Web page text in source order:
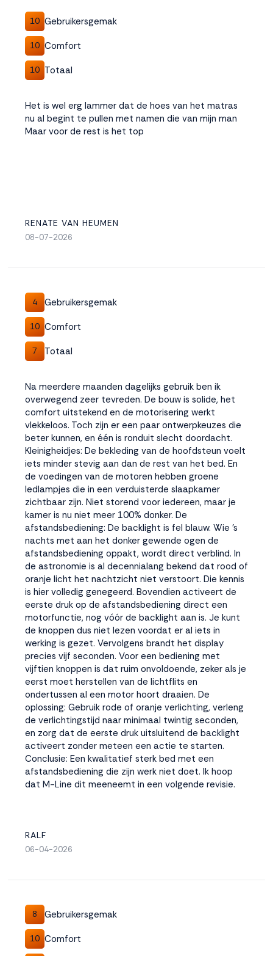
10 Gebruikersgemak
10 Comfort
10 Totaal
Het is wel erg lammer dat de hoes van het matras
nu al begint te pullen met namen die van mijn man
Maar voor de rest is het top
RENATE VAN HEUMEN
08-07-2026
4 Gebruikersgemak
10 Comfort
7 Totaal
Na meerdere maanden dagelijks gebruik ben ik
overwegend zeer tevreden. De bouw is solide, het
comfort uitstekend en de motorisering werkt
vlekkeloos. Toch zijn er een paar ontwerpkeuzes die
beter kunnen, en één is ronduit slecht doordacht.
Kleinigheidjes: De bekleding van de hoofdsteun voelt
iets minder stevig aan dan de rest van het bed. En
de voedingen van de motoren hebben groene
ledlampjes die in een verduisterde slaapkamer
zichtbaar zijn. Niet storend voor iedereen, maar je
kamer is nu niet meer 100% donker. De
afstandsbediening: De backlight is fel blauw. Wie 's
nachts met aan het donker gewende ogen de
afstandsbediening oppakt, wordt direct verblind. In
de astronomie is al decennialang bekend dat rood of
oranje licht het nachtzicht niet verstoort. Die kennis
is hier volledig genegeerd. Bovendien activeert de
eerste druk op de afstandsbediening direct een
motorfunctie, nog vóór de backlight aan is. Je kunt
de knoppen dus niet lezen voordat er al iets in
werking is gezet. Vervolgens brandt het display
precies vijf seconden. Voor een bediening met
vijftien knoppen is dat ruim onvoldoende, zeker als je
eerst moet herstellen van de lichtflits en
ondertussen al een motor hoort draaien. De
oplossing: Gebruik rode of oranje verlichting, verleng
de verlichtingstijd naar minimaal twintig seconden,
en zorg dat de eerste druk uitsluitend de backlight
activeert zonder meteen een actie te starten.
Conclusie: Een kwalitatief sterk bed met een
afstandsbediening die zijn werk niet doet. Ik hoop
dat M-Line dit meeneemt in een volgende revisie.
RALF
06-04-2026
8 Gebruikersgemak
10 Comfort